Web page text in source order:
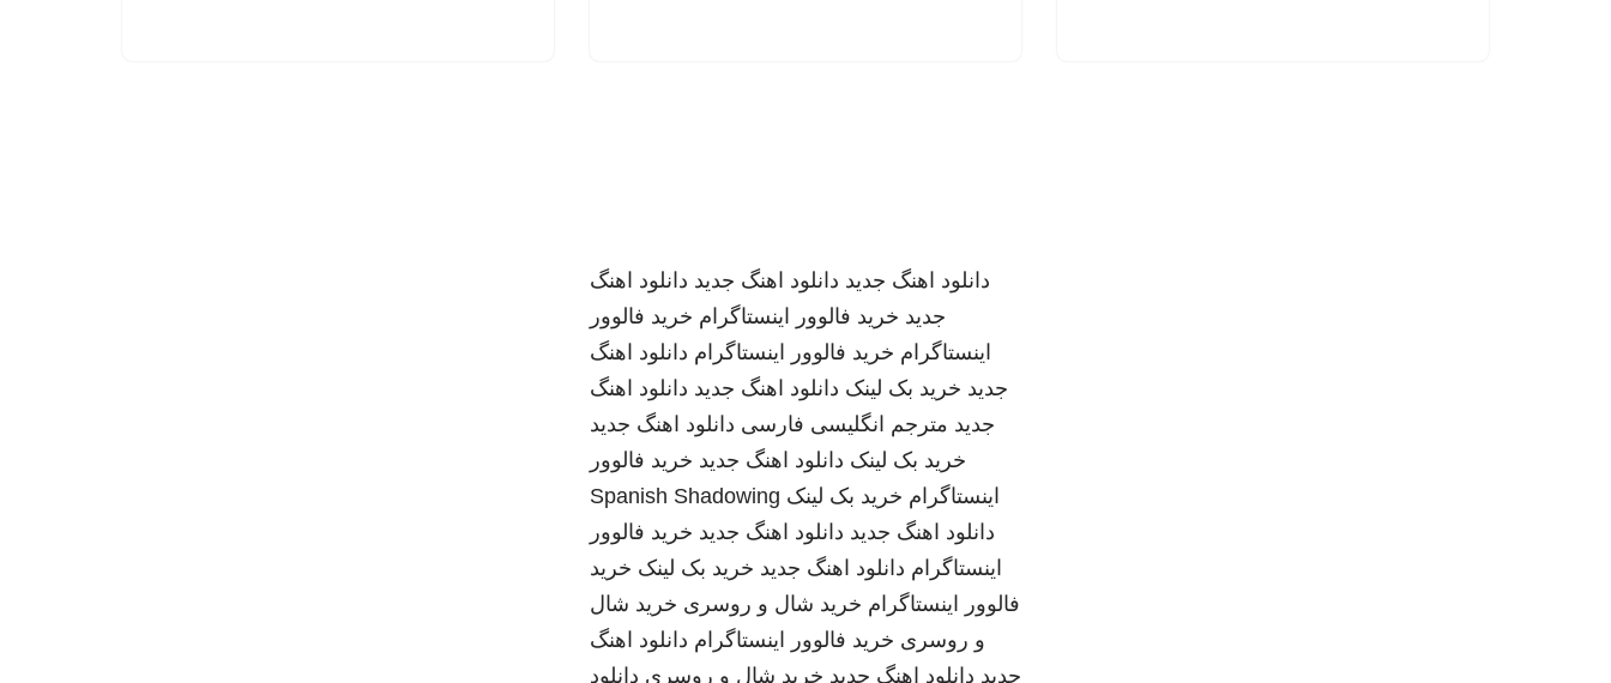
دانلود اهنگ جدید دانلود اهنگ جدید دانلود اهنگ
جدید خرید فالوور اینستاگرام خرید فالوور
اینستاگرام خرید فالوور اینستاگرام دانلود اهنگ
جدید خرید بک لینک دانلود اهنگ جدید دانلود اهنگ
جدید مترجم انگلیسی فارسی دانلود اهنگ جدید
خرید بک لینک دانلود اهنگ جدید خرید فالوور
اینستاگرام خرید بک لینک Spanish Shadowing
دانلود اهنگ جدید دانلود اهنگ جدید خرید فالوور
اینستاگرام دانلود اهنگ جدید خرید بک لینک خرید
فالوور اینستاگرام خرید شال و روسری خرید شال
و روسری خرید فالوور اینستاگرام دانلود اهنگ
جدید دانلود اهنگ جدید خرید شال و روسری دانلود